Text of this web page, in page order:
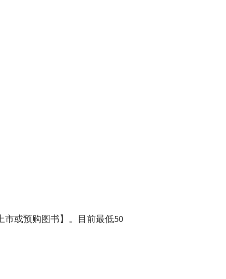
或预购图书】。目前最低50